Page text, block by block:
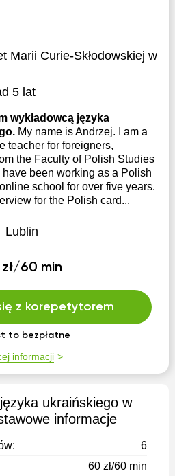
Marii Curie-Skłodowskiej w
5 lat
wykładowcą języka
My name is Andrzej. I am a
teacher for foreigners,
the Faculty of Polish Studies
been working as a Polish
school for over five years.
for the Polish card...
Lublin
60 min
z korepetytorem
to bezpłatne
informacji
ukraińskiego w
informacje
6
60 zł/60 min